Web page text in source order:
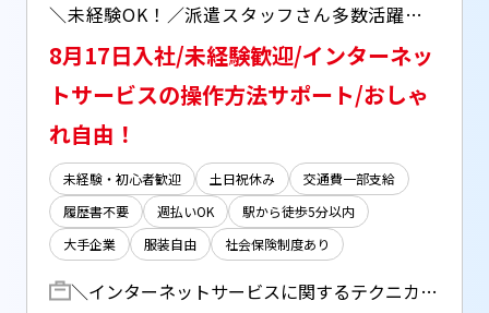
＼未経験OK！／派遣スタッフさん多数活躍中のコールセンターでのお仕事です！ 〇社内コンビニあり 〇社員食堂(300～500円程度)あり 〇回廊に設けたリフレッシュエリア＆中庭あり 〇充電用コンセント・無料Wi-Fiあり 〇近くにはショッピングセンターあり
8月17日入社/未経験歓迎/インターネッ
トサービスの操作方法サポート/おしゃ
れ自由！
未経験・初心者歓迎 土日祝休み
交通費一部支給
履歴書不要
週払いOK
駅から徒歩5分以内
大手企業
服装自由 社会保険制度あり
＼インターネットサービスに関するテクニカルサポート／ インターネットに関するお問合せ対応をお任せします！ まずはサービスについて 「知る」ことからスタートします◎ お問合わせ例・・ 「Wi-Fiの繋ぎ方を教えて欲しい」 「PC初期設定を教えて欲しい」 「PCのセキュリティソフトを作動させたい」など ／ 研修充実！ しっかりとしたフォロー体制あり◎ ＼ 【研修期間】 座学研修：14日(平日のみ) OJT：6日(シフト制)